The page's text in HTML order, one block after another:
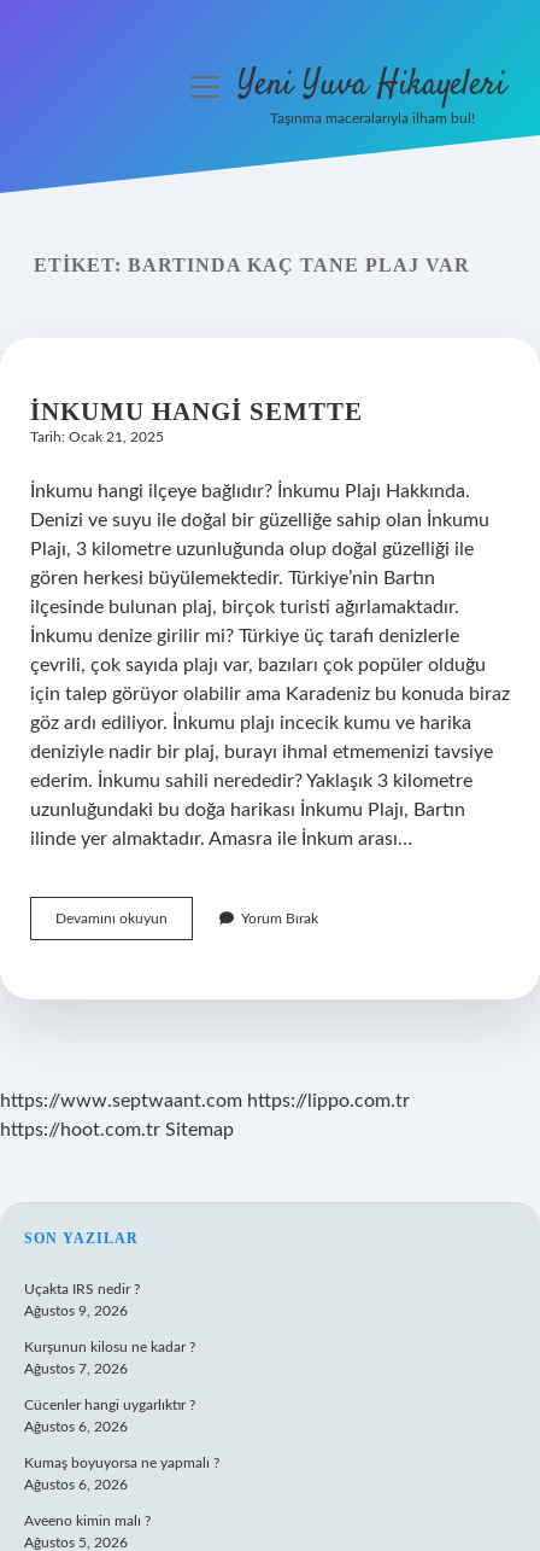
Yasal Uyarı
menüyüYeni Yuva Hikayeleri
Taşınma maceralarıyla ilham bul!
ETIKET: BARTINDA KAÇ TANE PLAJ VAR
İNKUMU HANGI SEMTTE
Tarih: Ocak 21, 2025
İnkumu hangi ilçeye bağlıdır? İnkumu Plajı Hakkında.
Denizi ve suyu ile doğal bir güzelliğe sahip olan İnkumu
Plajı, 3 kilometre uzunluğunda olup doğal güzelliği ile
gören herkesi büyülemektedir. Türkiye’nin Bartın
ilçesinde bulunan plaj, birçok turisti ağırlamaktadır.
İnkumu denize girilir mi? Türkiye üç tarafı denizlerle
çevrili, çok sayıda plajı var, bazıları çok popüler olduğu
için talep görüyor olabilir ama Karadeniz bu konuda biraz
göz ardı ediliyor. İnkumu plajı incecik kumu ve harika
deniziyle nadir bir plaj, burayı ihmal etmemenizi tavsiye
ederim. İnkumu sahili nerededir? Yaklaşık 3 kilometre
uzunluğundaki bu doğa harikası İnkumu Plajı, Bartın
ilinde yer almaktadır. Amasra ile İnkum arası…
Devamını okuyun
Hangi
Yorum Bırak
https://www.septwaant.com https://lippo.com.tr
https://hoot.com.tr Sitemap
SIDEBAR
SON YAZILAR
Uçakta IRS nedir ?
Ağustos 9, 2026
Kurşunun kilosu ne kadar ?
Ağustos 7, 2026
Cücenler hangi uygarlıktır ?
Ağustos 6, 2026
Kumaş boyuyorsa ne yapmalı ?
Ağustos 6, 2026
Aveeno kimin malı ?
Ağustos 5, 2026